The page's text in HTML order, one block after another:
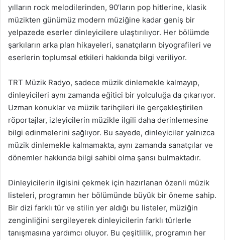
yılların rock melodilerinden, 90’ların pop hitlerine, klasik
müzikten günümüz modern müziğine kadar geniş bir
yelpazede eserler dinleyicilere ulaştırılıyor. Her bölümde
şarkıların arka plan hikayeleri, sanatçıların biyografileri ve
eserlerin toplumsal etkileri hakkında bilgi veriliyor.
TRT Müzik Radyo, sadece müzik dinlemekle kalmayıp,
dinleyicileri aynı zamanda eğitici bir yolculuğa da çıkarıyor.
Uzman konuklar ve müzik tarihçileri ile gerçekleştirilen
röportajlar, izleyicilerin müzikle ilgili daha derinlemesine
bilgi edinmelerini sağlıyor. Bu sayede, dinleyiciler yalnızca
müzik dinlemekle kalmamakta, aynı zamanda sanatçılar ve
dönemler hakkında bilgi sahibi olma şansı bulmaktadır.
Dinleyicilerin ilgisini çekmek için hazırlanan özenli müzik
listeleri, programın her bölümünde büyük bir öneme sahip.
Bir dizi farklı tür ve stilin yer aldığı bu listeler, müziğin
zenginliğini sergileyerek dinleyicilerin farklı türlerle
tanışmasına yardımcı oluyor. Bu çeşitlilik, programın her